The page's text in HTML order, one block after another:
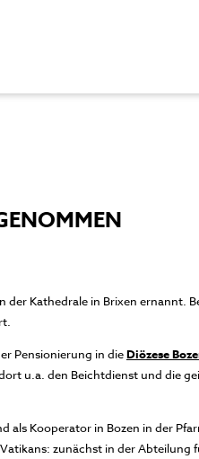
der Kathedrale in Brixen ernannt.
Pensionierung in dieDiözese
u.a. den Beichtdienst und die
als Kooperator in Bozen in der
zunächst in der Abteilung